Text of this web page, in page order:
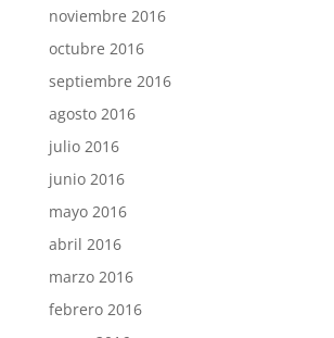
noviembre 2016
octubre 2016
septiembre 2016
agosto 2016
julio 2016
junio 2016
mayo 2016
abril 2016
marzo 2016
febrero 2016